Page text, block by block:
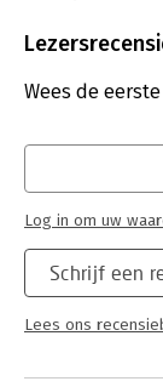
Uitgever:
Wees de
Schrijf een
Lees ons
Log in om uw